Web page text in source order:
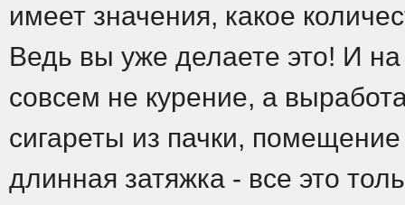
имеет значения, какое
Ведь вы уже делаете это! И
совсем не курение, а
сигареты из пачки,
длинная затяжка - все это